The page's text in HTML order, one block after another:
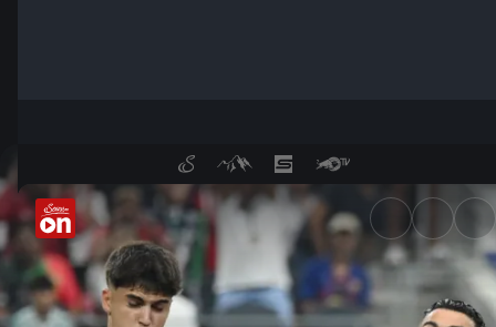
Highlights: Portugal vs.